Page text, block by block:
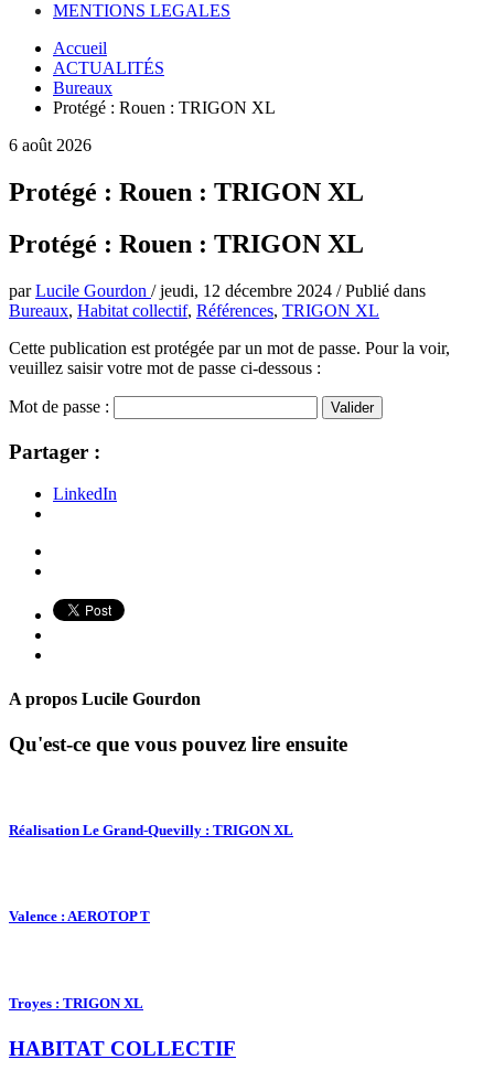
MENTIONS LEGALES
Accueil
ACTUALITÉS
Bureaux
Protégé : Rouen : TRIGON XL
6 août 2026
Protégé : Rouen : TRIGON XL
Protégé : Rouen : TRIGON XL
parLucile Gourdon /jeudi, 12 décembre 2024 /Publié dans
Bureaux, Habitat collectif, Références, TRIGON XL
Cette publication est protégée par un mot de passe. Pour la voir,
veuillez saisir votre mot de passe ci-dessous :
Mot de passe :
Partager :
LinkedIn
A propos Lucile Gourdon
Qu'est-ce que vous pouvez lire ensuite
Réalisation Le Grand-Quevilly : TRIGON XL
Valence : AEROTOP T
Troyes : TRIGON XL
HABITAT COLLECTIF